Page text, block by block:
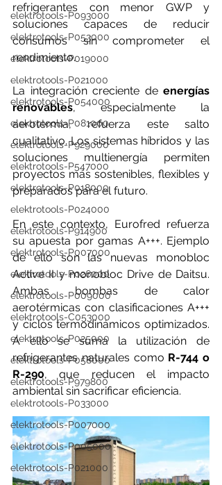
elektrotools-P093000
elektrotools-P053000
elektrotools-P019000
elektrotools-P021000
elektrotools-P054000
elektrotools-P081000
elektrotools-P929000
elektrotools-P547000
elektrotools-P018000
elektrotools-P024000
elektrotools-P914900
elektrotools-P007000
elektrotools-P026000
elektrotools-P009000
elektrotools-C053000
elektrotools-P025000
elektrotools-P058000
elektrotools-P979800
elektrotools-P033000
elektrotools-P007000
elektrotools-P005000
elektrotools-P021000
refrigerantes con menor GWP y
soluciones capaces de reducir
consumos sin comprometer el
rendimiento.
La integración creciente de energías
renovables, especialmente la
aerotermia, refuerza este salto
cualitativo. Los sistemas híbridos y las
soluciones multienergía permiten
proyectos más sostenibles, flexibles y
preparados para el futuro.
En este contexto, Eurofred refuerza
su apuesta por gamas A+++. Ejemplo
de ello son las nuevas monobloc
Active II y monobloc Drive de Daitsu.
Ambas bombas de calor
aerotérmicas con clasificaciones A+++
y ciclos termodinámicos optimizados.
A ello se suma la utilización de
refrigerantes naturales como R-744 o
R-290, que reducen el impacto
ambiental sin sacrificar eficiencia.